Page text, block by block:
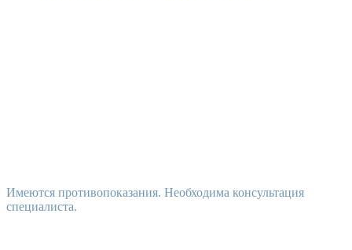
Имеются противопоказания. Необходима консультация
специалиста.